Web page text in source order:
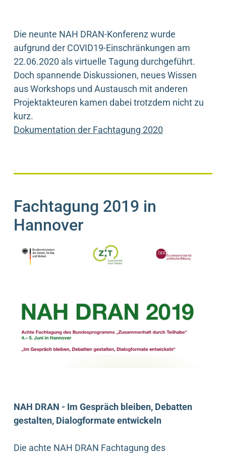
Die neunte NAH DRAN-Konferenz wurde
aufgrund der COVID19-Einschränkungen am
22.06.2020 als virtuelle Tagung durchgeführt.
Doch spannende Diskussionen, neues Wissen
aus Workshops und Austausch mit anderen
Projektakteuren kamen dabei trotzdem nicht zu
kurz.
Dokumentation der Fachtagung 2020
Fachtagung 2019 in
Hannover
NAH DRAN - Im Gespräch bleiben, Debatten
gestalten, Dialogformate entwickeln
Die achte NAH DRAN Fachtagung des